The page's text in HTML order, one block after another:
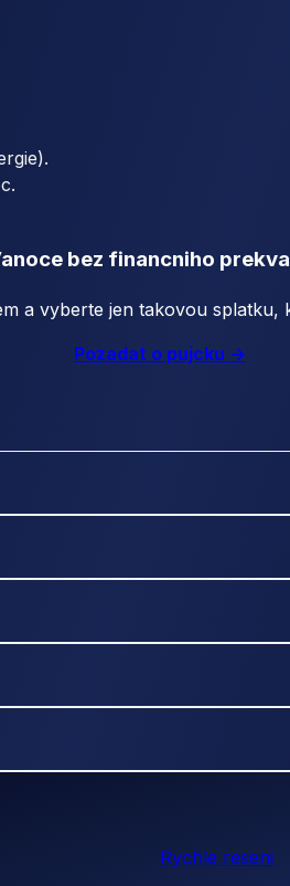
bez financniho
a vyberte jen takovou splatku,
Pozadat o pujcku ->
Rychle reseni